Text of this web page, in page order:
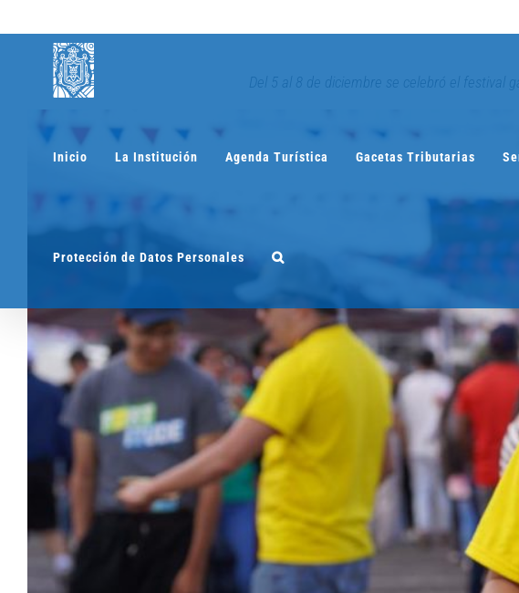
contenido
Inicio La Institución Agenda Turística Gacetas Tributarias
Protección de Datos Personales
Del 5 al 8 de diciembre se celebró el festival